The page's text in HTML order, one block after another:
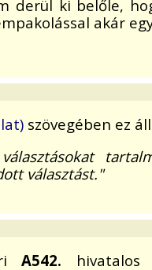
derül ki belőle,
akár
szövegében ez
választást."
A542. hivatalos